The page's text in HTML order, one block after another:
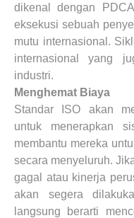
dikenal dengan
eksekusi sebuah
mutu internasional.
internasional yang
industri.
Menghemat Biaya
Standar ISO akan
untuk menerapkan
membantu mereka
secara menyeluruh.
gagal atau kinerja
akan segera
langsung berarti